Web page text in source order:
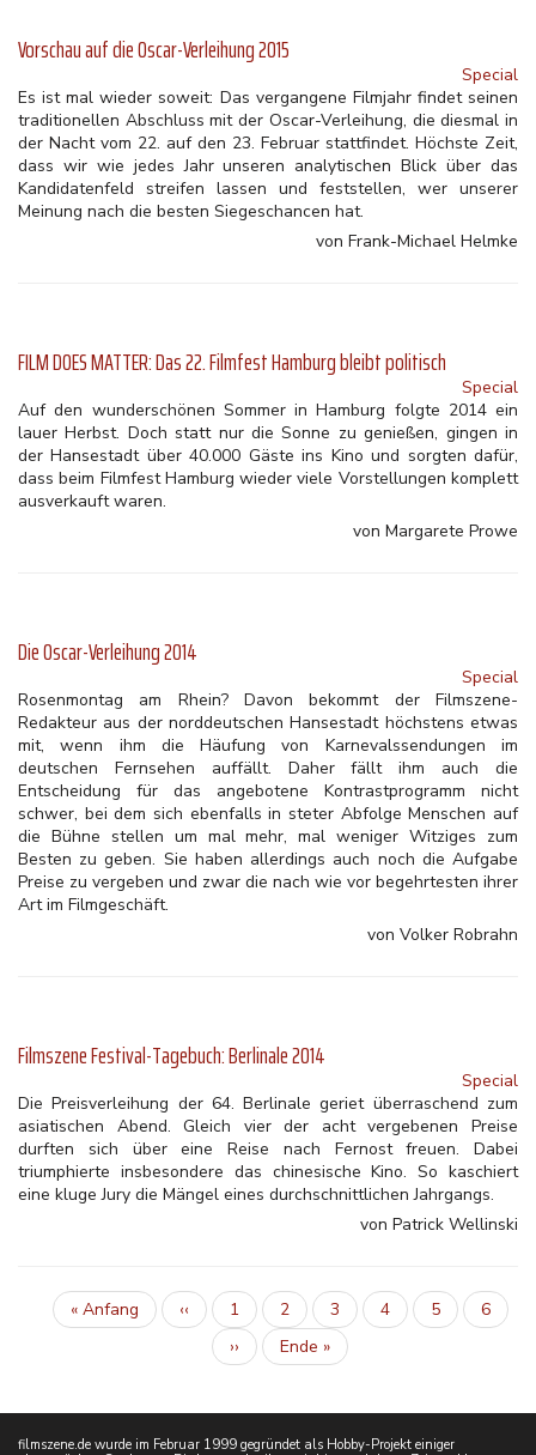
Vorschau auf die Oscar-Verleihung 2015
Special
Es ist mal wieder soweit: Das vergangene Filmjahr findet seinen
traditionellen Abschluss mit der Oscar-Verleihung, die diesmal in
der Nacht vom 22. auf den 23. Februar stattfindet. Höchste Zeit,
dass wir wie jedes Jahr unseren analytischen Blick über das
Kandidatenfeld streifen lassen und feststellen, wer unserer
Meinung nach die besten Siegeschancen hat.
von Frank-Michael Helmke
FILM DOES MATTER: Das 22. Filmfest Hamburg bleibt politisch
Special
​Auf den wunderschönen Sommer in Hamburg folgte 2014 ein
lauer Herbst. Doch statt nur die Sonne zu genießen, gingen in
der Hansestadt über 40.000 Gäste ins Kino und sorgten dafür,
dass beim Filmfest Hamburg wieder viele Vorstellungen komplett
ausverkauft waren. ​
von Margarete Prowe
Die Oscar-Verleihung 2014
Special
Rosenmontag am Rhein? Davon bekommt der Filmszene-
Redakteur aus der norddeutschen Hansestadt höchstens etwas
mit, wenn ihm die Häufung von Karnevalssendungen im
deutschen Fernsehen auffällt. Daher fällt ihm auch die
Entscheidung für das angebotene Kontrastprogramm nicht
schwer, bei dem sich ebenfalls in steter Abfolge Menschen auf
die Bühne stellen um mal mehr, mal weniger Witziges zum
Besten zu geben. Sie haben allerdings auch noch die Aufgabe
Preise zu vergeben und zwar die nach wie vor begehrtesten ihrer
Art im Filmgeschäft.
von Volker Robrahn
Filmszene Festival-Tagebuch: Berlinale 2014
Special
Die Preisverleihung der 64. Berlinale geriet überraschend zum
asiatischen Abend. Gleich vier der acht vergebenen Preise
durften sich über eine Reise nach Fernost freuen. Dabei
triumphierte insbesondere das chinesische Kino. So kaschiert
eine kluge Jury die Mängel eines durchschnittlichen Jahrgangs.
von Patrick Wellinski
Seitennummerierung
Erste
Seite
« Anfang
Vorherige
Seite
‹‹ Inhalt
1
Aktuelle
Seite
2 Inhalt
3 Inhalt
4 Inhalt
5 Inhalt
6
Nächste
Seite
››
Letzte
Seite
Ende »
filmszene.de wurde im Februar 1999 gegründet als Hobby-Projekt einiger